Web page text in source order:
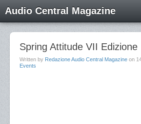
Audio Central Magazine
Spring Attitude VII Edizione
Written by Redazione Audio Central Magazine on
Events